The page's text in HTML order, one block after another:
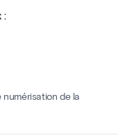
:
numérisation de la